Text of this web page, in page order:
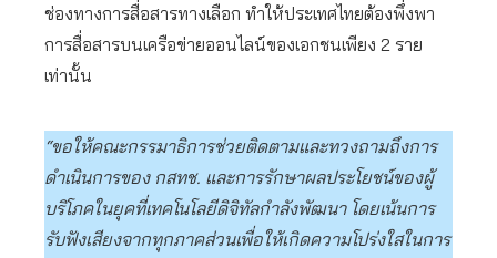
ช่องทางการสื่อสารทางเลือก ทำให้ประเทศไทยต้องพึ่งพา
การสื่อสารบนเครือข่ายออนไลน์ของเอกชนเพียง 2 ราย
เท่านั้น
“ขอให้คณะกรรมาธิการช่วยติดตามและทวงถามถึงการ
ดำเนินการของ กสทช. และการรักษาผลประโยชน์ของผู้
บริโภคในยุคที่เทคโนโลยีดิจิทัลกำลังพัฒนา โดยเน้นการ
รับฟังเสียงจากทุกภาคส่วนเพื่อให้เกิดความโปร่งใสในการ